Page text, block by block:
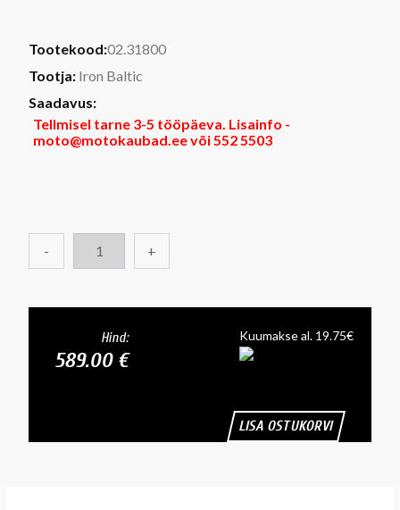
Tootekood:02.31800
Tootja: Iron Baltic
Saadavus:
Tellmisel tarne 3-5 tööpäeva. Lisainfo -
moto@motokaubad.ee või 552 5503
- +
Hind:
589.00 €
Kuumakse al. 19.75€
LISA OSTUKORVI